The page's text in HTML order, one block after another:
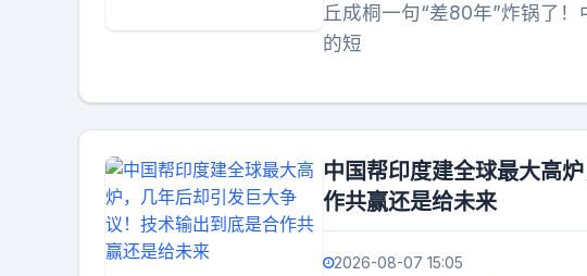
丘成桐一句“差80年”炸锅了
的短
中国帮印度建全球最大高
作共赢还是给未来
2026-08-07 15:05